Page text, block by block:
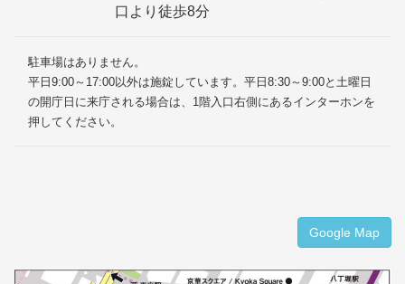
口より徒歩8分
駐車場はありません。
平日9:00～17:00以外は施錠しています。平日8:30～9:00と土曜日
の開庁日に来庁される場合は、1階入口右側にあるインターホンを
押してください。
Google Map